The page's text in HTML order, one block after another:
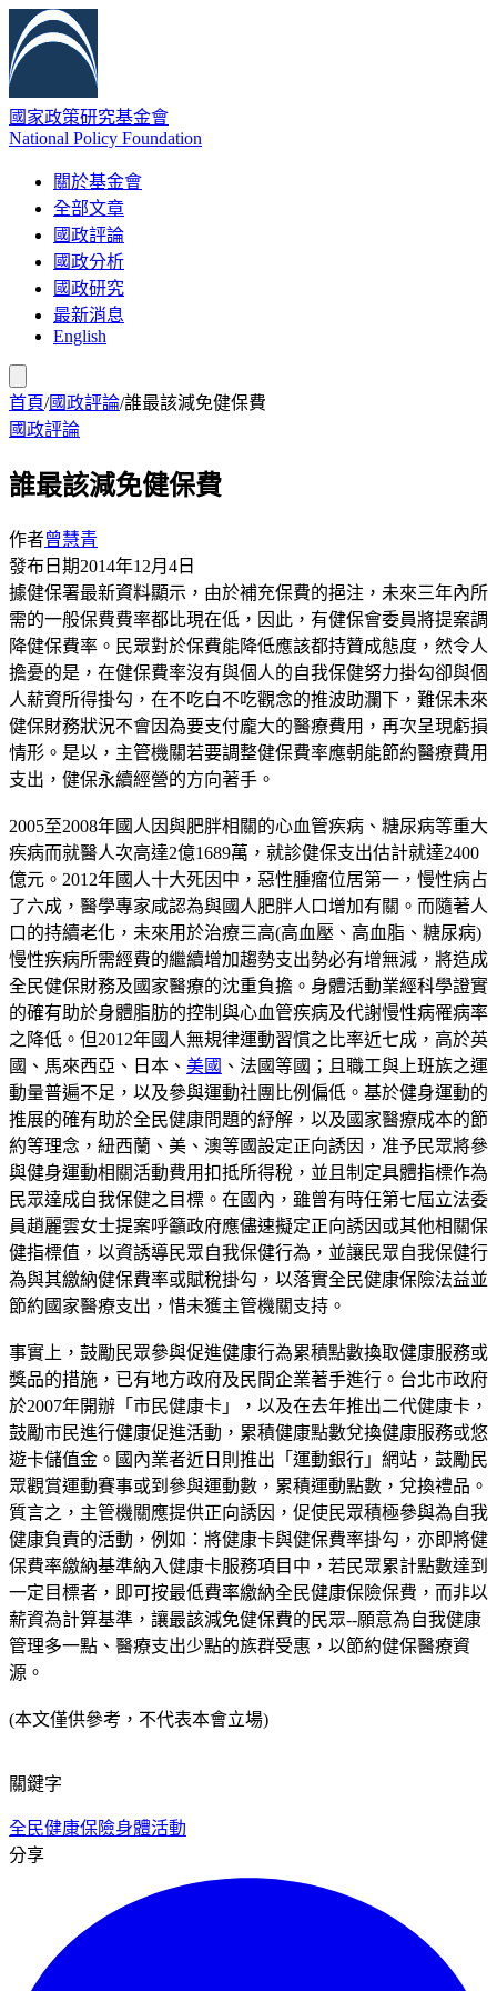
國家政策研究基金會
National Policy Foundation
關於基金會
全部文章
國政評論
國政分析
國政研究
最新消息
English
首頁/國政評論/誰最該減免健保費
國政評論
誰最該減免健保費
作者曾慧青
發布日期2014年12月4日
據健保署最新資料顯示，由於補充保費的挹注，未來三年內所
需的一般保費費率都比現在低，因此，有健保會委員將提案調
降健保費率。民眾對於保費能降低應該都持贊成態度，然令人
擔憂的是，在健保費率沒有與個人的自我保健努力掛勾卻與個
人薪資所得掛勾，在不吃白不吃觀念的推波助瀾下，難保未來
健保財務狀況不會因為要支付龐大的醫療費用，再次呈現虧損
情形。是以，主管機關若要調整健保費率應朝能節約醫療費用
支出，健保永續經營的方向著手。
2005至2008年國人因與肥胖相關的心血管疾病、糖尿病等重大
疾病而就醫人次高達2億1689萬，就診健保支出估計就達2400
億元。2012年國人十大死因中，惡性腫瘤位居第一，慢性病占
了六成，醫學專家咸認為與國人肥胖人口增加有關。而隨著人
口的持續老化，未來用於治療三高(高血壓、高血脂、糖尿病)
慢性疾病所需經費的繼續增加趨勢支出勢必有增無減，將造成
全民健保財務及國家醫療的沈重負擔。身體活動業經科學證實
的確有助於身體脂肪的控制與心血管疾病及代謝慢性病罹病率
之降低。但2012年國人無規律運動習慣之比率近七成，高於英
國、馬來西亞、日本、 美國 、法國等國；且職工與上班族之運
動量普遍不足，以及參與運動社團比例偏低。基於健身運動的
推展的確有助於全民健康問題的紓解，以及國家醫療成本的節
約等理念，紐西蘭、美、澳等國設定正向誘因，准予民眾將參
與健身運動相關活動費用扣抵所得稅，並且制定具體指標作為
民眾達成自我保健之目標。在國內，雖曾有時任第七屆立法委
員趙麗雲女士提案呼籲政府應儘速擬定正向誘因或其他相關保
健指標值，以資誘導民眾自我保健行為，並讓民眾自我保健行
為與其繳納健保費率或賦稅掛勾，以落實全民健康保險法益並
節約國家醫療支出，惜未獲主管機關支持。
事實上，鼓勵民眾參與促進健康行為累積點數換取健康服務或
獎品的措施，已有地方政府及民間企業著手進行。台北市政府
於2007年開辦「市民健康卡」，以及在去年推出二代健康卡，
鼓勵市民進行健康促進活動，累積健康點數兌換健康服務或悠
遊卡儲值金。國內業者近日則推出「運動銀行」網站，鼓勵民
眾觀賞運動賽事或到參與運動數，累積運動點數，兌換禮品。
質言之，主管機關應提供正向誘因，促使民眾積極參與為自我
健康負責的活動，例如：將健康卡與健保費率掛勾，亦即將健
保費率繳納基準納入健康卡服務項目中，若民眾累計點數達到
一定目標者，即可按最低費率繳納全民健康保險保費，而非以
薪資為計算基準，讓最該減免健保費的民眾--願意為自我健康
管理多一點、醫療支出少點的族群受惠，以節約健保醫療資
源。
(本文僅供參考，不代表本會立場)
關鍵字
全民健康保險身體活動
分享